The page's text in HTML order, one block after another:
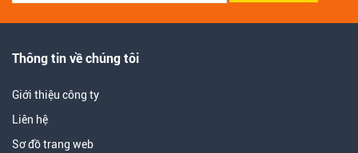
Thông tin về chúng tôi
Giới thiệu công ty
Liên hệ
Sơ đồ trang web